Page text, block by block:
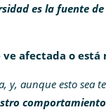
es la fuente
ve afectada o
y, aunque esto sea